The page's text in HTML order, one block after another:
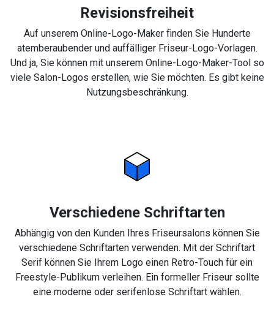
Revisionsfreiheit
Auf unserem Online-Logo-Maker finden Sie Hunderte
atemberaubender und auffälliger Friseur-Logo-Vorlagen.
Und ja, Sie können mit unserem Online-Logo-Maker-Tool so
viele Salon-Logos erstellen, wie Sie möchten. Es gibt keine
Nutzungsbeschränkung.
Verschiedene Schriftarten
Abhängig von den Kunden Ihres Friseursalons können Sie
verschiedene Schriftarten verwenden. Mit der Schriftart
Serif können Sie Ihrem Logo einen Retro-Touch für ein
Freestyle-Publikum verleihen. Ein formeller Friseur sollte
eine moderne oder serifenlose Schriftart wählen.